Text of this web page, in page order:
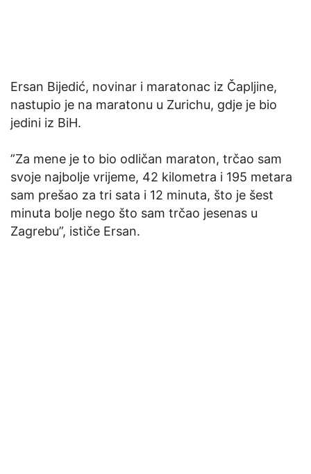
Ersan Bijedić, novinar i maratonac iz Čapljine,
nastupio je na maratonu u Zurichu, gdje je bio
jedini iz BiH.
”Za mene je to bio odličan maraton, trčao sam
svoje najbolje vrijeme, 42 kilometra i 195 metara
sam prešao za tri sata i 12 minuta, što je šest
minuta bolje nego što sam trčao jesenas u
Zagrebu”, ističe Ersan.